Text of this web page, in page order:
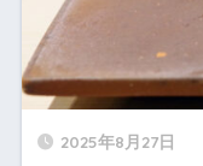
2025年8月27日